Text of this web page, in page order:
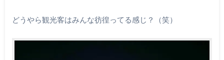
どうやら観光客はみんな彷徨ってる感じ？（笑）